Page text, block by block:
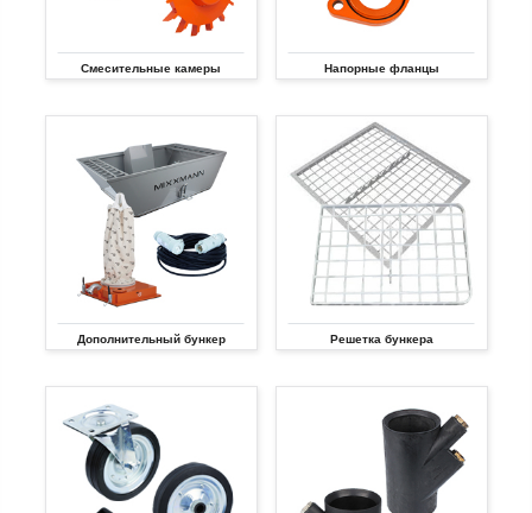
Смесительные камеры Напорные фланцы
Дополнительный бункер Решетка бункера